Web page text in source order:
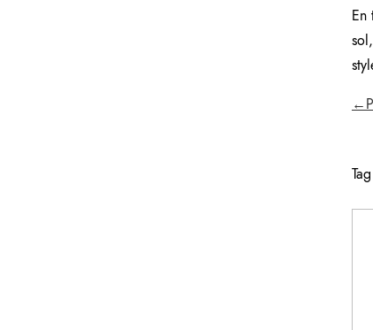
En
Tag